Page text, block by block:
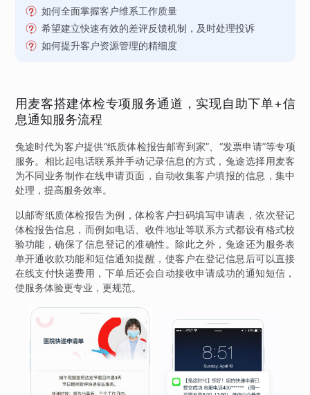
如何全面掌握客户维系工作质量
希望建立快速有效的差评反馈机制，及时处理投诉
如何提升客户资源管理的精细度
用麦客搭建体检专项服务通道，实现自助下单+信
息通知服务流程
兔途时代为客户提供“纸质体检报告邮寄到家”、“发票申请”等专项
服务。相比起电话联系并手动记录信息的方式，兔途选择用麦客
为不同业务制作在线申请页面，自动收集客户填报的信息，集中
处理，提高服务效率。
以邮寄纸质体检报告为例，体检客户扫码填写申请表，依次登记
体检报告信息，而例如电话、收件地址等联系方式都设有格式校
验功能，确保了信息登记的准确性。除此之外，兔途还为服务表
单开通收款功能和短信通知提醒，使客户在登记信息后可以直接
在线支付快递费用，下单后还会自动接收申请成功的通知短信，
使服务体验更专业，更规范。